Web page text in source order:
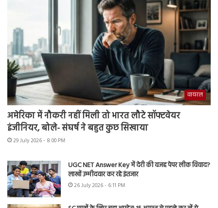
वायरल
अमेरिका में नौकरी नहीं मिली तो भारत लौटे सॉफ्टवेयर
इंजीनियर, बोले- संघर्ष ने बहुत कुछ सिखाया
29 July 2026 - 8:00 PM
UGC NET Answer Key में देरी की वजह पेपर लीक विवाद?
लाखों उम्मीदवार कर रहे इंतजार
26 July 2026 - 6:11 PM